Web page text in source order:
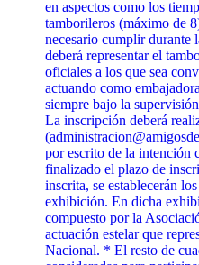
en aspectos como los
tamborileros (máximo de
necesario cumplir durante
deberá representar el
oficiales a los que sea
actuando como
siempre bajo la
La inscripción deberá
por escrito de la intención
finalizado el plazo de
inscrita, se establecerán
exhibición. En dicha
compuesto por la
actuación estelar que
Nacional. * El resto de